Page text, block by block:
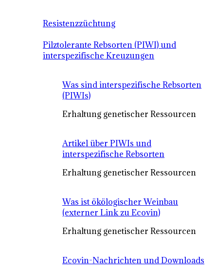
Resistenzzüchtung
Pilztolerante Rebsorten (PIWI) und
interspezifische Kreuzungen
Was sind interspezifische Rebsorten
(PIWIs)
Erhaltung genetischer Ressourcen
Artikel über PIWIs und
interspezifische Rebsorten
Erhaltung genetischer Ressourcen
Was ist ökölogischer Weinbau
(externer Link zu Ecovin)
Erhaltung genetischer Ressourcen
Ecovin-Nachrichten und Downloads